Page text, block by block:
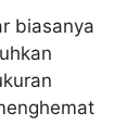
biasanya